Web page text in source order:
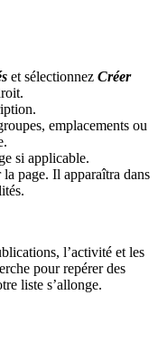
et sélectionnez Créer
emplacements ou
si applicable.
page. Il apparaîtra dans
l’activité et les
pour repérer des
liste s’allonge.